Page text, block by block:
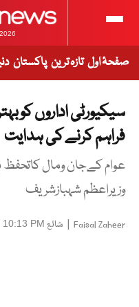
صفحۂ اول تازہ ترین پاکستان
سیکیورٹی اداروں کو
فراہم کرنے کی ہدایت
عوام کےجان ومال کاتحفظ
وزیراعظم شہبازشریف
Faisal Zaheer
| شائع PM